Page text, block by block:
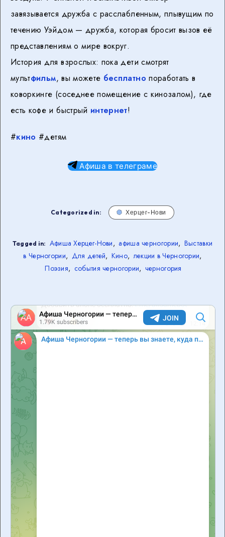
завязывается дружба с расслабленным, плывущим по
течению Уэйдом — дружба, которая бросит вызов её
представлениям о мире вокруг.
История для взрослых: пока дети смотрят
мультфильм, вы можете бесплатно поработать в
коворкинге (соседнее помещение с кинозалом), где
есть кофе и быстрый интернет!
#кино #детям
Афиша в телеграме
Categorized in: Херцег-Нови
Tagged in: Афиша Херцег-Нови, афиша черногории, Выставки
в Черногории, Для детей, Кино, лекции в Черногории,
Поэзия, события черногории, черногория